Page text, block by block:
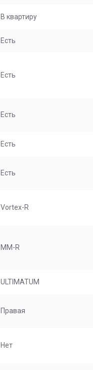
В квартиру
Есть
Есть
Есть
Есть
Есть
Vortex-R
MM-R
ULTIMATUM
Правая
Нет